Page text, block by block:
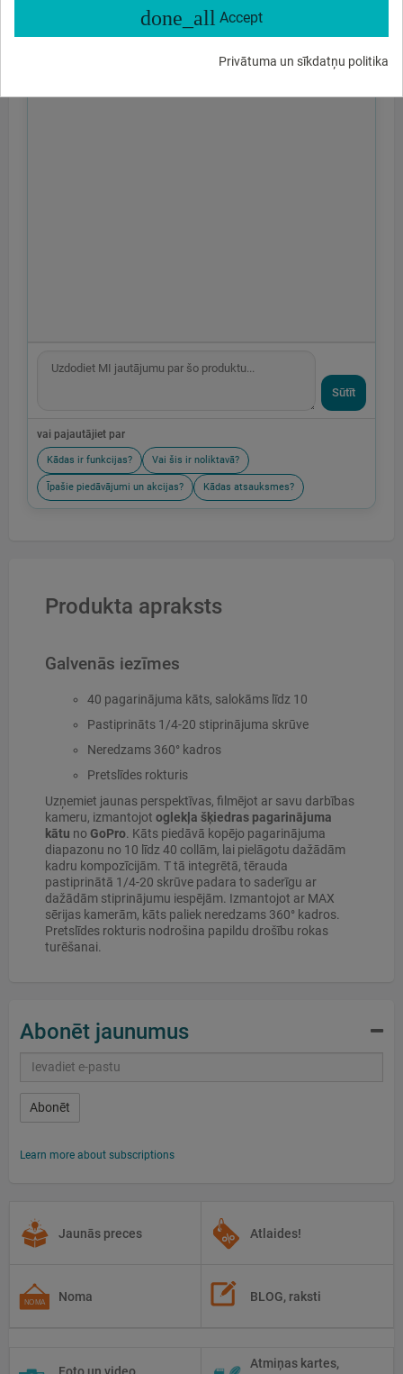
done_all Accept
Privātuma un sīkdatņu politika
Sūtīt
vai pajautājiet par
Kādas ir funkcijas? Vai šis ir noliktavā?
Īpašie piedāvājumi un akcijas? Kādas atsauksmes?
Produkta apraksts
Galvenās iezīmes
40 pagarinājuma kāts, salokāms līdz 10
Pastiprināts 1/4-20 stiprinājuma skrūve
Neredzams 360° kadros
Pretslīdes rokturis
Uzņemiet jaunas perspektīvas, filmējot ar savu darbības
kameru, izmantojot oglekļa šķiedras pagarinājuma
kātu no GoPro. Kāts piedāvā kopējo pagarinājuma
diapazonu no 10 līdz 40 collām, lai pielāgotu dažādām
kadru kompozīcijām. T tā integrētā, tērauda
pastiprinātā 1/4-20 skrūve padara to saderīgu ar
dažādām stiprinājumu iespējām. Izmantojot ar MAX
sērijas kamerām, kāts paliek neredzams 360° kadros.
Pretslīdes rokturis nodrošina papildu drošību rokas
turēšanai.
Abonēt jaunumus
Abonēt
Learn more about subscriptions
Jaunās preces Atlaides!
Noma BLOG, raksti
Foto un video
Atmiņas kartes,